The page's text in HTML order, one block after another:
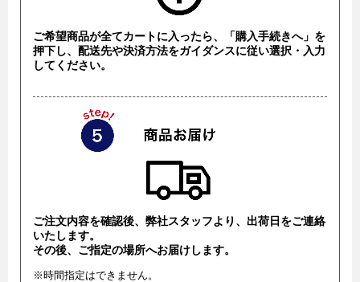
ご希望商品が全てカートに入ったら、「購入手続きへ」を
押下し、配送先や決済方法をガイダンスに従い選択・入力
してください。
ご注文内容を確認後、弊社スタッフより、出荷日をご連絡
いたします。
その後、ご指定の場所へお届けします。
※時間指定はできません。